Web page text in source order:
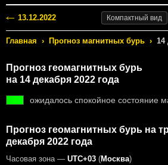
13.12.2022 Компактный вид
Главная › Прогноз магнитных бурь › 14
Прогноз геомагнитных бурь
на 14 декабря 2022 года
ожидалось спокойное состояние
Прогноз геомагнитных бурь на
декабря 2022 года
Часовая зона — UTC+03 (Москва)